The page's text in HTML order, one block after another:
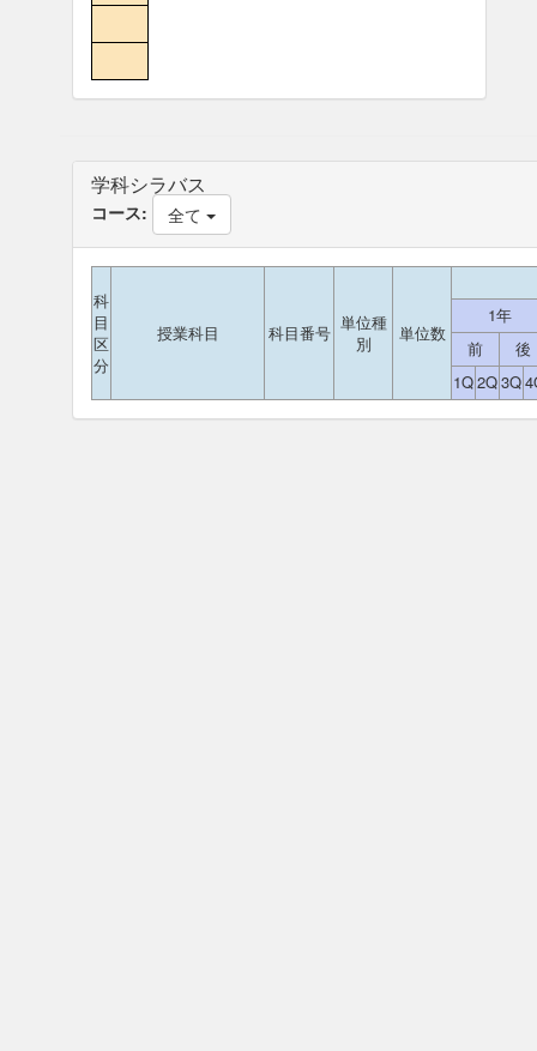
学科シラバス
コース: 全て
科
目
区
分
授業科目 科目番号 単位種
別
単位数
1年
前
後
1Q2Q3Q